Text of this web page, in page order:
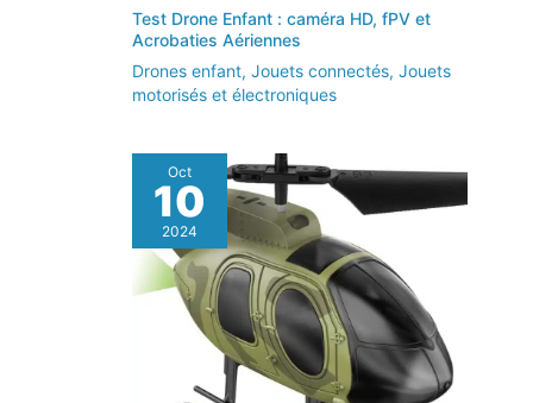
Test Drone Enfant : caméra HD, fPV et
Acrobaties Aériennes
Drones enfant, Jouets connectés, Jouets
motorisés et électroniques
Oct
10
2024